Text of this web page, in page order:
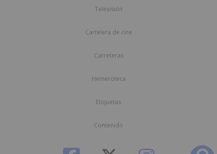
Televisión
Cartelera de cine
Carreteras
Hemeroteca
Etiquetas
Contenido